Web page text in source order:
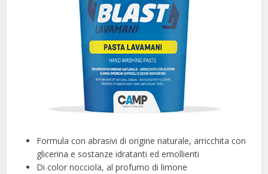
Formula con abrasivi di origine naturale, arricchita con
glicerina e sostanze idratanti ed emollienti
Di color nocciola, al profumo di limone